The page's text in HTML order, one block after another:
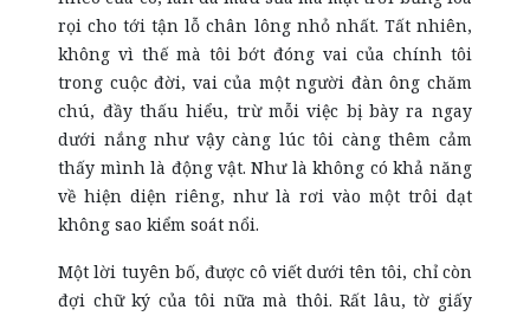
rọi cho tới tận lỗ chân lông nhỏ nhất. Tất nhiên,
không vì thế mà tôi bớt đóng vai của chính tôi
trong cuộc đời, vai của một người đàn ông chăm
chú, đầy thấu hiểu, trừ mỗi việc bị bày ra ngay
dưới nắng như vậy càng lúc tôi càng thêm cảm
thấy mình là động vật. Như là không có khả năng
về hiện diện riêng, như là rơi vào một trôi dạt
không sao kiểm soát nổi.
Một lời tuyên bố, được cô viết dưới tên tôi, chỉ còn
đợi chữ ký của tôi nữa mà thôi. Rất lâu, tờ giấy